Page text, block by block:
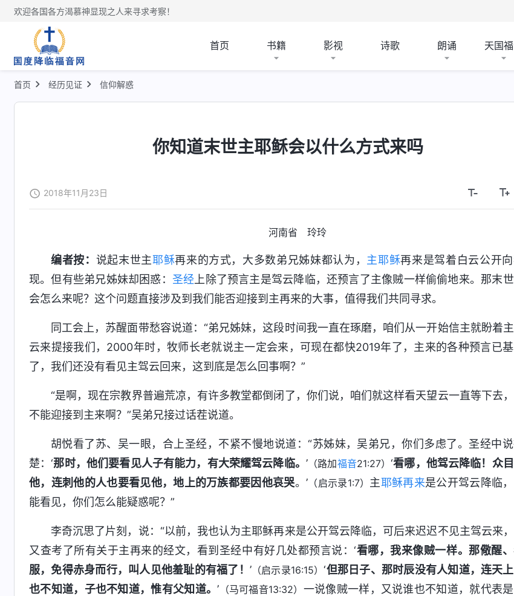
欢迎各国各方渴慕神显现之人来寻求考察！
首页 书籍 影视 诗歌 朗诵 天国
首页 经历见证 信仰解惑
你知道末世主耶稣会以什么方式来吗
2018年11月23日
河南省 玲玲
编者按： 说起末世主耶稣再来的方式，大多数弟兄姊妹都认为， 主耶稣再来是驾着白云公开
现。但有些弟兄姊妹却困惑： 圣经 上除了预言主是驾云降临，还预言了主像贼一样偷偷地来。那末
会怎么来呢？这个问题直接涉及到我们能否迎接到主再来的大事，值得我们共同寻求。
同工会上，苏醒面带愁容说道：“弟兄姊妹，这段时间我一直在琢磨，咱们从一开始信主就盼着
云来提接我们，2000年时，牧师长老就说主一定会来，可现在都快2019年了，主来的各种预言已
了，我们还没有看见主驾云回来，这到底是怎么回事啊？”
“是啊，现在宗教界普遍荒凉，有许多教堂都倒闭了，你们说，咱们就这样看天望云一直等下去
不能迎接到主来啊？”吴弟兄接过话茬说道。
胡悦看了苏、吴一眼，合上圣经，不紧不慢地说道：“苏姊妹，吴弟兄，你们多虑了。圣经中
楚：‘那时，他们要看见人子有能力，有大荣耀驾云降临。 ’（路加福音21:27）‘看哪，他驾云降临！众
他，连刺他的人也要看见他，地上的万族都要因他哀哭。’ （启示录1:7） 主耶稣再来是公开驾云降临
能看见，你们怎么能疑惑呢？”
李奇沉思了片刻，说：“以前，我也认为主耶稣再来是公开驾云降临，可后来迟迟不见主驾云来
又查考了所有关于主再来的经文，看到圣经中有好几处都预言说：‘看哪，我来像贼一样。那儆醒
服，免得赤身而行，叫人见他羞耻的有福了！ ’（启示录16:15）‘但那日子、那时辰没有人知道，连天
也不知道，子也不知道，惟有父知道。’ （马可福音13:32） 一说像贼一样，又说谁也不知道，就代表